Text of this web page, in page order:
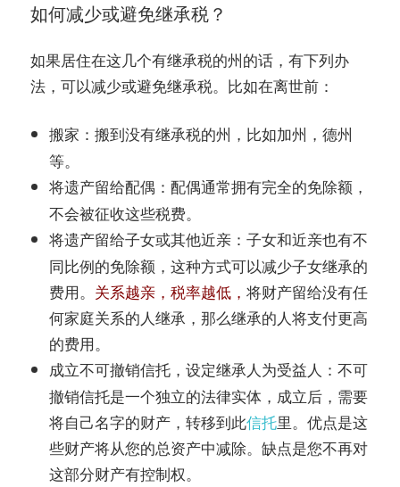
如何减少或避免继承税？
如果居住在这几个有继承税的州的话，有下列办
法，可以减少或避免继承税。比如在离世前：
搬家：搬到没有继承税的州，比如加州，德州
等。
将遗产留给配偶：配偶通常拥有完全的免除额，
不会被征收这些税费。
将遗产留给子女或其他近亲：子女和近亲也有不
同比例的免除额，这种方式可以减少子女继承的
费用。 关系越亲，税率越低，将财产留给没有任
何家庭关系的人继承，那么继承的人将支付更高
的费用。
成立不可撤销信托，设定继承人为受益人：不可
撤销信托是一个独立的法律实体，成立后，需要
将自己名字的财产，转移到此信托里。优点是这
些财产将从您的总资产中减除。缺点是您不再对
这部分财产有控制权。